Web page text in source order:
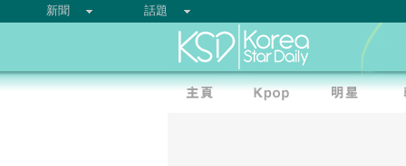
新聞 話題